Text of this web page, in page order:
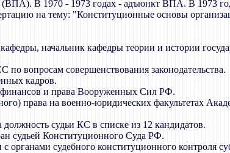
В 1970 - 1973 годах - адъюнкт ВПА. В 1973
на тему: "Конституционные основы
начальник кафедры теории и истории
вопросам совершенствования законодательства.
кадров.
финансов и права Вооруженных Сил РФ.
права на военно-юридических факультетах
судьи КС в списке из 12 кандидатов.
судьей Конституционного Суда РФ.
судебного конституционного контроля